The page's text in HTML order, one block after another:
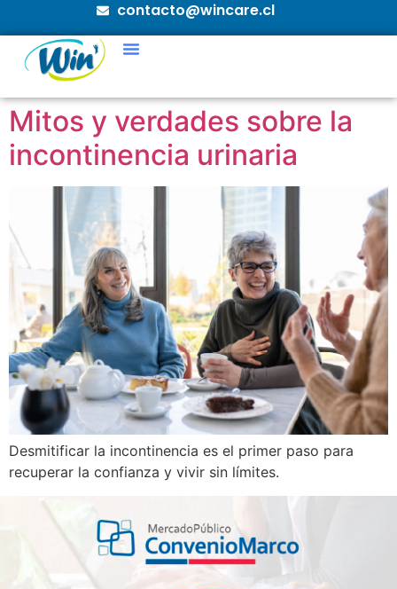
contacto@wincare.cl
Mitos y verdades sobre la
incontinencia urinaria
Desmitificar la incontinencia es el primer paso para
recuperar la confianza y vivir sin límites.